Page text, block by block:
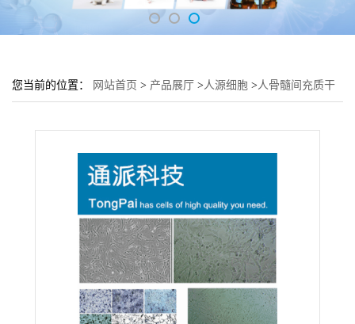
您当前的位置： 网站首页 > 产品展厅 >人源细胞 >人骨髓间充质干